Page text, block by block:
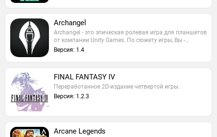
Archangel
Archangel - это эпическая ролевая игра для планшетов
от компании Unity Games. По сюжету игры, Вы -…
Версия: 1.4
FINAL FANTASY IV
Переработанное 2D-издание четвертой игры.
Версия: 1.2.3
Arcane Legends